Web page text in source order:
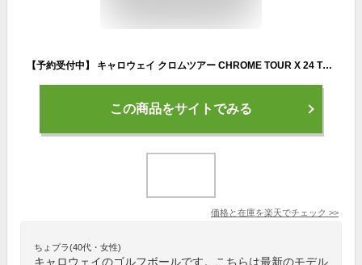
【予約受付中】 キャロウェイ クロムツアー CHROME TOUR X 24 TRIPLE TRACK (7193108290) 3ダース(36球入) ゴルフ 公認球 Callaway
この商品をサイトでみる
価格と在庫を楽天でチェック >>
ちょプラ(40代・女性)
キャロウェイのゴルフボールです。こちらは最新のモデル